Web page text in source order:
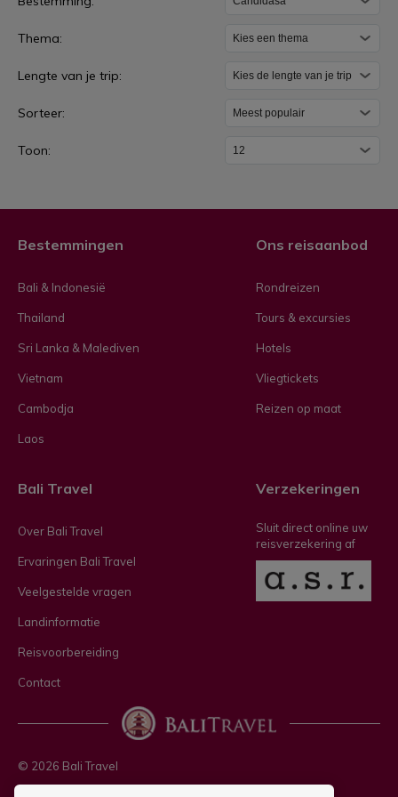
n
d
i
a
a
Thema:
Lengte van je trip:
Sorteer:
Toon:
Bestemmingen
Bali & Indonesië
Thailand
Sri Lanka & Malediven
Vietnam
Cambodja
Laos
Ons reisaanbod
Rondreizen
Tours & excursies
Hotels
Vliegtickets
Reizen op maat
Bali Travel
Over Bali Travel
Ervaringen Bali Travel
Veelgestelde vragen
Landinformatie
Reisvoorbereiding
Contact
Verzekeringen
Sluit direct online uw
reisverzekering af
© 2026 Bali Travel